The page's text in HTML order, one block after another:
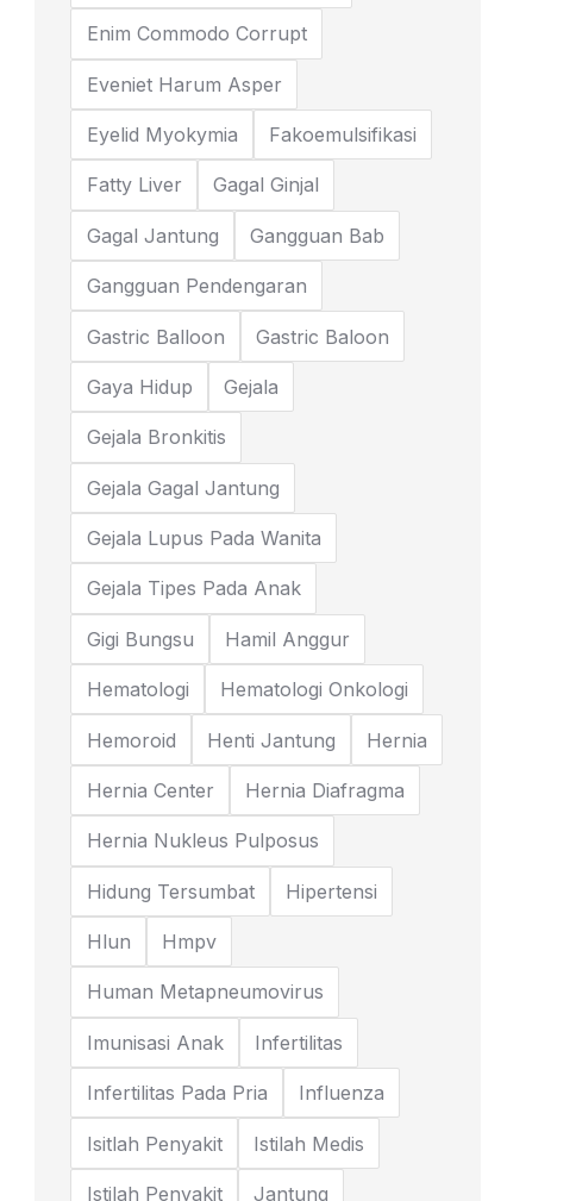
Enim Commodo Corrupt
Eveniet Harum Asper
Eyelid Myokymia Fakoemulsifikasi
Fatty Liver Gagal Ginjal
Gagal Jantung Gangguan Bab
Gangguan Pendengaran
Gastric Balloon Gastric Baloon
Gaya Hidup Gejala
Gejala Bronkitis
Gejala Gagal Jantung
Gejala Lupus Pada Wanita
Gejala Tipes Pada Anak
Gigi Bungsu Hamil Anggur
Hematologi Hematologi Onkologi
Hemoroid Henti Jantung Hernia
Hernia Center Hernia Diafragma
Hernia Nukleus Pulposus
Hidung Tersumbat Hipertensi
Hlun Hmpv
Human Metapneumovirus
Imunisasi Anak Infertilitas
Infertilitas Pada Pria Influenza
Isitlah Penyakit Istilah Medis
Istilah Penyakit Jantung